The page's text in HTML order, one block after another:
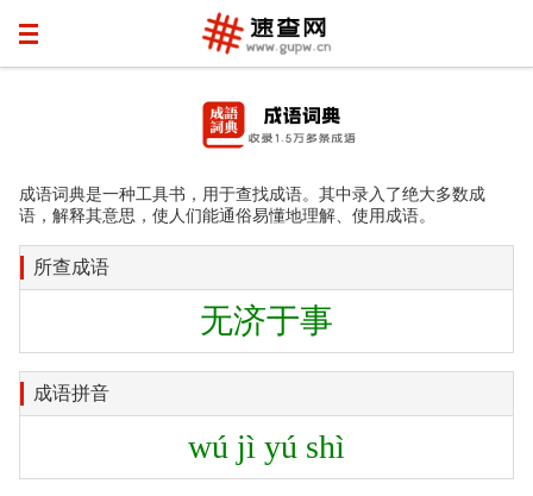
成语词典是一种工具书，用于查找成语。其中录入了绝大多数成
语，解释其意思，使人们能通俗易懂地理解、使用成语。
所查成语
无济于事
成语拼音
wú jì yú shì